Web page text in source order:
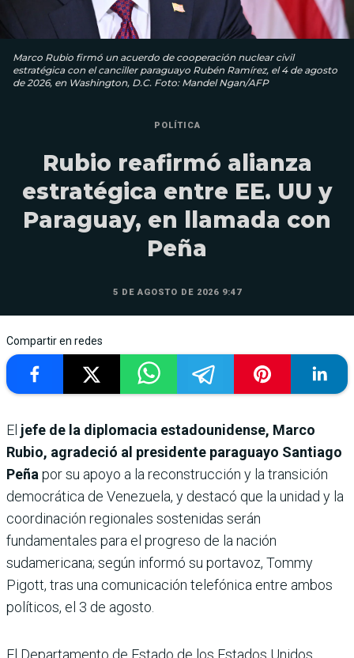
Marco Rubio firmó un acuerdo de cooperación nuclear civil
estratégica con el canciller paraguayo Rubén Ramírez, el 4 de agosto
de 2026, en Washington, D.C. Foto: Mandel Ngan/AFP
POLÍTICA
Rubio reafirmó alianza
estratégica entre EE. UU y
Paraguay, en llamada con
Peña
5 DE AGOSTO DE 2026 9:47
Compartir en redes
El jefe de la diplomacia estadounidense, Marco
Rubio, agradeció al presidente paraguayo Santiago
Peña por su apoyo a la reconstrucción y la transición
democrática de Venezuela, y destacó que la unidad y la
coordinación regionales sostenidas serán
fundamentales para el progreso de la nación
sudamericana; según informó su portavoz, Tommy
Pigott, tras una comunicación telefónica entre ambos
políticos, el 3 de agosto.
El Departamento de Estado de los Estados Unidos